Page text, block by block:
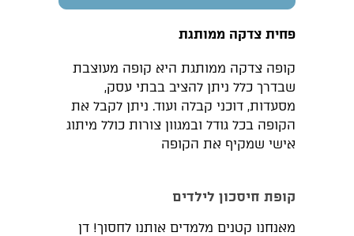
פחית צדקה ממותגת
קופה צדקה ממותגת היא קופה מעוצבת
שבדרך כלל ניתן להציב בבתי עסק,
מסעדות, דוכני קבלה ועוד. ניתן לקבל את
הקופה בכל גודל ובמגוון צורות כולל מיתוג
אישי שמקיף את הקופה
קופת חיסכון לילדים
מאנחנו קטנים מלמדים אותנו לחסוך! דן